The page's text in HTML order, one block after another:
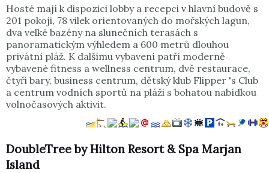
Hosté mají k dispozici lobby a recepci v hlavní budově s
201 pokoji, 78 vilek orientovaných do mořských lagun,
dva velké bazény na slunečních terasách s
panoramatickým výhledem a 600 metrů dlouhou
privátní pláž. K dalšímu vybavení patří moderně
vybavené fitness a wellness centrum, dvě restaurace,
čtyři bary, business centrum, dětský klub Flipper 's Club
a centrum vodních sportů na pláži s bohatou nabídkou
volnočasových aktivit.
DoubleTree by Hilton Resort & Spa Marjan
Island